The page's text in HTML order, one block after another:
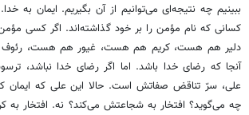
ببینیم چه نتیجه‌ای می‌توانیم از آن بگیریم. ایمان به
کسانی که نام مؤمن را بر خود گذاشته‌اند. اگر کسی
دلیر هم هست، کریم هم هست، غیور هم هست،
آنجا که رضای خدا باشد. اما اگر رضای خدا نباشد،
علی، سرّ تناقض صفاتش است. حالا این علی که ایمان
چه می‌گوید؟ افتخار به شجاعتش می‌کند؟ نه. افتخار به